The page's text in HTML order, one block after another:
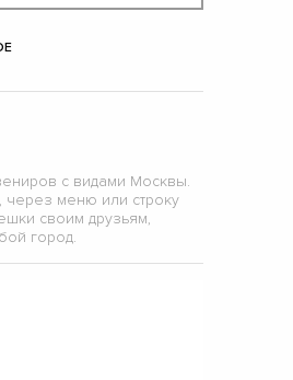
с видами Москвы.
через меню или строку
своим друзьям,
город.